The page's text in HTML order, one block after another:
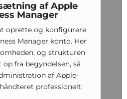
af Apple
Manager
oprette og konfigurere
Manager konto. Her
og strukturen
fra begyndelsen, så
af Apple-
professionelt.